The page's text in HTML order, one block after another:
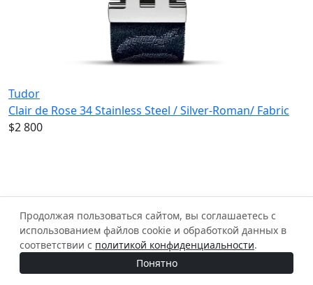
Tudor
Clair de Rose 34 Stainless Steel / Silver-Roman/ Fabric
$2 800
Продолжая пользоваться сайтом, вы соглашаетесь с
использованием файлов cookie и обработкой данных в
соответствии с политикой конфиденциальности.
Понятно